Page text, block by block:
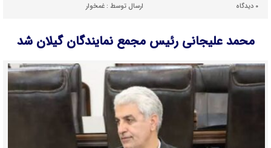
۰ دیدگاه ارسال توسط :غمخوار
محمد علیجانی رئیس مجمع نمایندگان گیلان شد